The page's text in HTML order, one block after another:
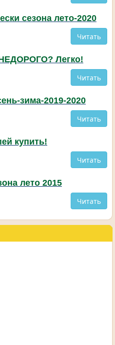
сезона лето-2020
Читать
Легко!
Читать
зима-2019-2020
Читать
купить!
Читать
лето 2015
Читать